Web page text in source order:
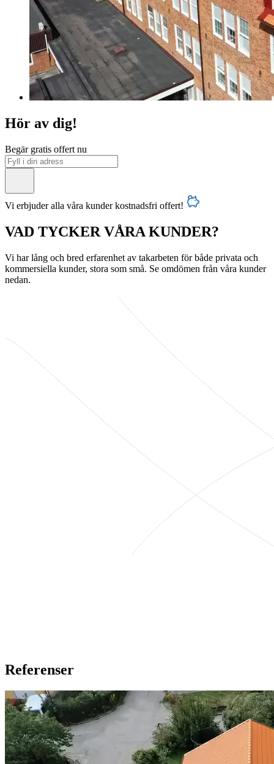
Hör av dig!
Begär gratis offert nu
Vi erbjuder alla våra kunder kostnadsfri offert!
VAD TYCKER VÅRA KUNDER?
Vi har lång och bred erfarenhet av takarbeten för både privata och
kommersiella kunder, stora som små. Se omdömen från våra kunder
nedan.
Referenser